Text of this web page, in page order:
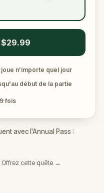
$29.99
n’importe quel jour
début de la partie
fois
avec l'Annual Pass :
Offrez cette quête →